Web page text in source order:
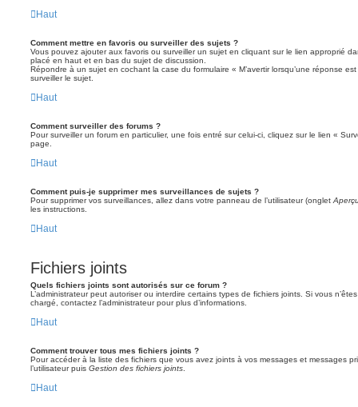
Haut
Comment mettre en favoris ou surveiller des sujets ?
Vous pouvez ajouter aux favoris ou surveiller un sujet en cliquant sur le lien approprié
placé en haut et en bas du sujet de discussion.
Répondre à un sujet en cochant la case du formulaire « M’avertir lorsqu’une réponse
surveiller le sujet.
Haut
Comment surveiller des forums ?
Pour surveiller un forum en particulier, une fois entré sur celui-ci, cliquez sur le lien «
page.
Haut
Comment puis-je supprimer mes surveillances de sujets ?
Pour supprimer vos surveillances, allez dans votre panneau de l’utilisateur (onglet
les instructions.
Haut
Fichiers joints
Quels fichiers joints sont autorisés sur ce forum ?
L’administrateur peut autoriser ou interdire certains types de fichiers joints. Si vous
chargé, contactez l’administrateur pour plus d’informations.
Haut
Comment trouver tous mes fichiers joints ?
Pour accéder à la liste des fichiers que vous avez joints à vos messages et messages
l’utilisateur puis Gestion des fichiers joints
Haut